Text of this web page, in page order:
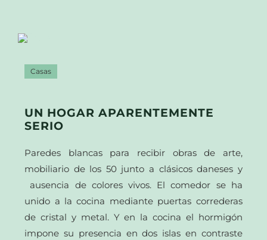
Casas
UN HOGAR APARENTEMENTE
SERIO
Paredes blancas para recibir obras de arte,
mobiliario de los 50 junto a clásicos daneses y
ausencia de colores vivos. El comedor se ha
unido a la cocina mediante puertas correderas
de cristal y metal. Y en la cocina el hormigón
impone su presencia en dos islas en contraste